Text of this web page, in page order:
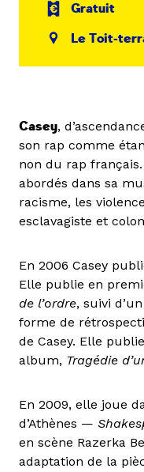
Gratuit
Le Toit-
Casey,
son rap comme
non du rap
abordés dans sa
racisme, les
esclavagiste et
En 2006 Casey
Elle publie en
de l’ordre, suivi
forme de
de Casey. Elle
album, Tragédie
En 2009, elle joue
d’Athènes —
en scène Razerka
adaptation de la